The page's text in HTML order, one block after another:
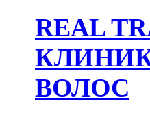
REAL
ВОЛОС